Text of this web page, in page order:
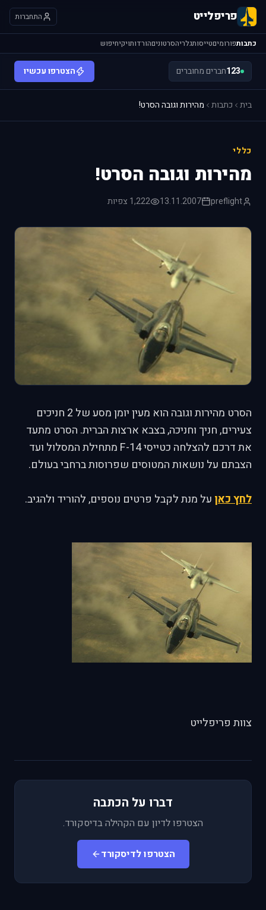
פריפלייט התחברות
כתבותפורומיםטייסותגלריהסרטוניםהורדותויקיחיפוש
123חברים מחוברים הצטרפו עכשיו
בית כתבות מהירות וגובה הסרט!
כללי
מהירות וגובה הסרט!
preflight
13.11.2007 1,222 צפיות
הסרט מהירות וגובה הוא מעין יומן מסע של 2 חניכים
צעירים, חניך וחניכה, בצבא ארצות הברית. הסרט מתעד
את דרכם להצלחה כטייסי F-14 מתחילת המסלול ועד
הצבתם על נושאות המטוסים שפרוסות ברחבי בעולם.
לחץ כאן על מנת לקבל פרטים נוספים, להוריד ולהגיב.
צוות פריפלייט
דברו על הכתבה
הצטרפו לדיון עם הקהילה בדיסקורד.
הצטרפו לדיסקורד